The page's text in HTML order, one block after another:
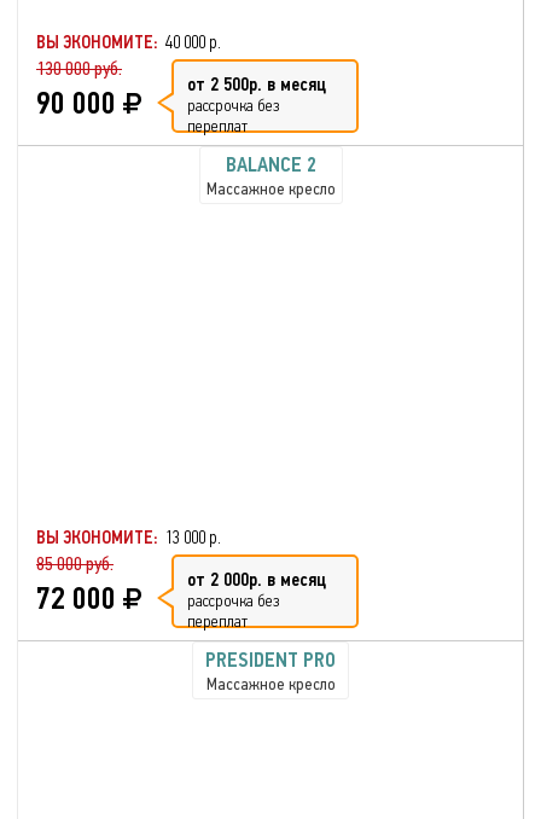
ВЫ ЭКОНОМИТЕ: 40 000 р.
130 000 руб.
90 000 от 2 500р. в месяц
рассрочка без
переплат
BALANCE 2
Массажное кресло
ВЫ ЭКОНОМИТЕ: 13 000 р.
85 000 руб.
72 000 от 2 000р. в месяц
рассрочка без
переплат
PRESIDENT PRO
Массажное кресло